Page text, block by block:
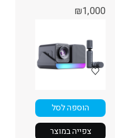
₪1,000
הוספה לסל
צפייה במוצר